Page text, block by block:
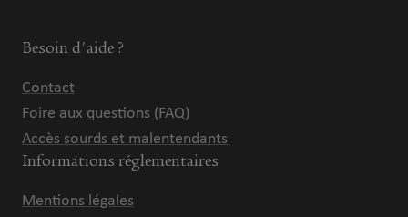
Besoin d'aide ?
Contact
Foire aux questions (FAQ)
Accès sourds et malentendants
Informations réglementaires
Mentions légales